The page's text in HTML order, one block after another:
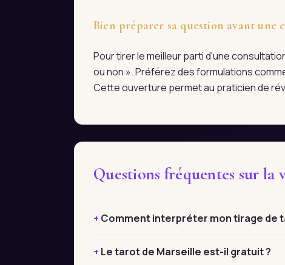
Bien préparer sa question avant une
Pour tirer le meilleur parti d'une
ou non ». Préférez des formulations
Cette ouverture permet au praticien de
Questions fréquentes sur la
Comment interpréter mon tirage de
Le tarot de Marseille est-il gratuit ?